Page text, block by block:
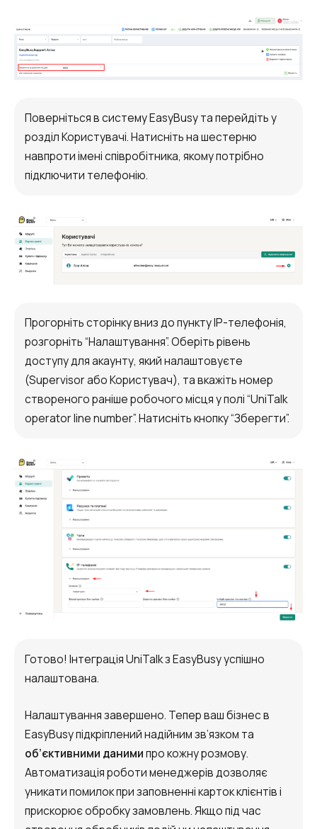
Поверніться в систему EasyBusy та перейдіть у
розділ Користувачі. Натисніть на шестерню
навпроти імені співробітника, якому потрібно
підключити телефонію.
Прогорніть сторінку вниз до пункту IP-телефонія,
розгорніть “Налаштування”. Оберіть рівень
доступу для акаунту, який налаштовуєте
(Supervisor або Користувач), та вкажіть номер
створеного раніше робочого місця у полі “UniTalk
operator line number”. Натисніть кнопку “Зберегти”.
Готово! Інтеграція UniTalk з EasyBusy успішно
налаштована.
Налаштування завершено. Тепер ваш бізнес в
EasyBusy підкріплений надійним зв’язком та
об’єктивними данимипро кожну розмову.
Автоматизація роботи менеджерів дозволяє
уникати помилок при заповненні карток клієнтів і
прискорює обробку замовлень. Якщо під час
Написати партнеру
Номер телефону
+1
Компанія
Alternative:
Ваше ім'я
Ваш номер телефону
Ваше ім'я
Ваш номер телефону
Ваше ім'я
Ваш номер телефону
Потрібна
допомога
Безкоштовна консультація
Ваше ім'я
+1
Alternative: